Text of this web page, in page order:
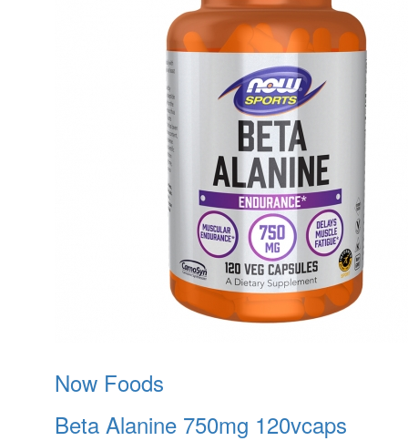
Now Foods
Beta Alanine 750mg 120vcaps